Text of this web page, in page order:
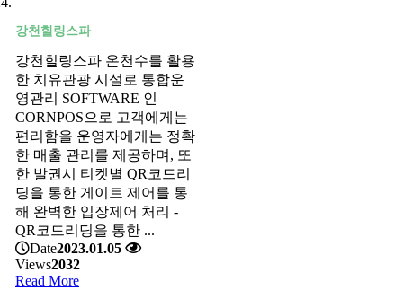
강천힐링스파
강천힐링스파 온천수를 활용
한 치유관광 시설로 통합운
영관리 SOFTWARE 인
CORNPOS으로 고객에게는
편리함을 운영자에게는 정확
한 매출 관리를 제공하며, 또
한 발권시 티켓별 QR코드리
딩을 통한 게이트 제어를 통
해 완벽한 입장제어 처리 -
QR코드리딩을 통한 ...
Date2023.01.05
Views2032
Read More